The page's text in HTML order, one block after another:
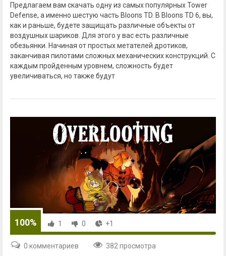
Предлагаем вам скачать одну из самых популярных Tower
Defense, а именно шестую часть Bloons TD. В Bloons TD 6, вы,
как и раньше, будете защищать различные объекты от
воздушных шариков. Для этого у вас есть различные
обезьянки. Начиная от простых метателей дротиков,
заканчивая пилотами сложных механических конструкций. С
каждым пройденным уровнем, сложность будет
увеличиваться, но также будут
100% 1 0 +1
0 комментариев
382 просмотра